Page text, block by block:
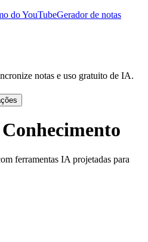
do YouTubeGerador de notas
notas e uso gratuito de IA.
Conhecimento
ferramentas IA projetadas para